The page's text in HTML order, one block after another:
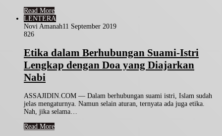
Read More
LENTERA
Novi Amanah11 September 2019
826
Etika dalam Berhubungan Suami-Istri
Lengkap dengan Doa yang Diajarkan
Nabi
ASSAJIDIN.COM — Dalam berhubungan suami istri, Islam sudah
jelas mengaturnya. Namun selain aturan, ternyata ada juga etika.
Nah, jika selama…
Read More